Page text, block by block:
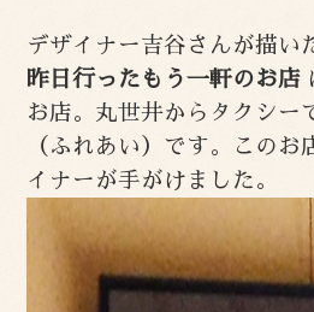
デザイナー吉谷さんが描い
昨日行ったもう一軒のお店
お店。丸世井からタクシー
（ふれあい）です。この
イナーが手がけました。